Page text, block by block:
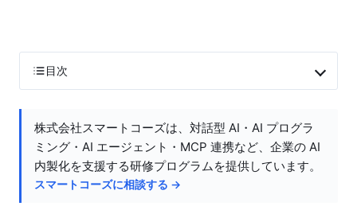
目次
株式会社スマートコーズは、対話型 AI・AI プログラ
ミング・AI エージェント・MCP 連携など、企業の AI
内製化を支援する研修プログラムを提供しています。
スマートコーズに相談する →